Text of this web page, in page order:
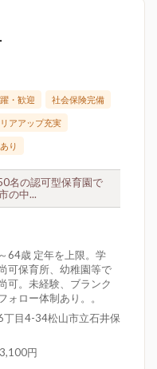
・歓迎 社会保険完備
アアップ充実
り
名の認可型保育園で
の中...
64歳 定年を上限。学
可保育所、幼稚園等で
可。未経験、ブランク
ォロー体制あり。。
丁目4-34松山市立石井保
円